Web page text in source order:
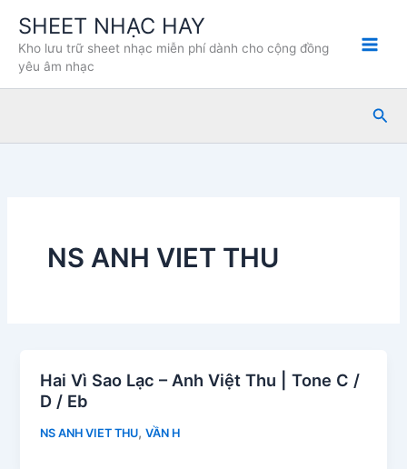
dung
SHEET NHẠC HAY
Kho lưu trữ sheet nhạc miễn phí dành cho cộng đồng
yêu âm nhạc
Tìm
NS ANH VIET THU
Hai Vì Sao Lạc – Anh Việt Thu | Tone C /
D / Eb
NS ANH VIET THU,VẦN H